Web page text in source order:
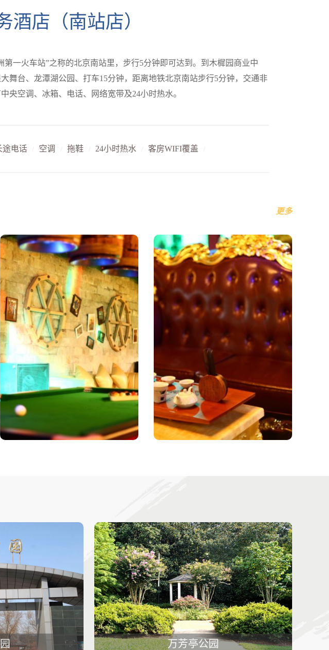
酒店（南站店）
第一火车站”之称的北京南站里，步行5分钟即可达到。到木樨园商业中
舞台、龙潭湖公园、打车15分钟，距离地铁北京南站步行5分钟，交通非
途电话 空调 拖鞋 24小时热水 客房WIFI覆盖
更多
万芳亭公园